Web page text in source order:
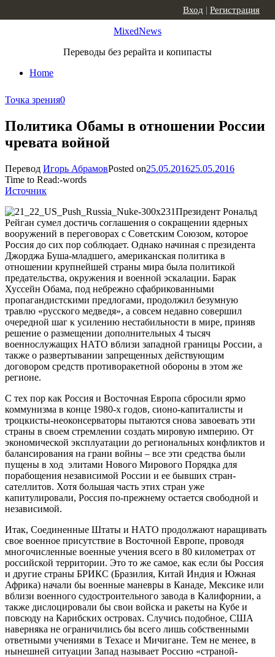
MixedNews
Переводы без рерайта и копипасты
Home
Вход | Регистрация
Точка зрения0
Политика Обамы в отношении России
чревата войной
Перевод Игорь АбрамовPosted on25.05.201625.05.2016
Time to Read:-words
Источник
Президент Рональд
Рейган сумел достичь соглашения о сокращении ядерных
вооружений в переговорах с Советским Союзом, которое
Россия до сих пор соблюдает. Однако начиная с президента
Джорджа Буша-младшего, американская политика в
отношении крупнейшей страны мира была политикой
предательства, окружения и военной эскалации. Барак
Хуссейн Обама, под небрежно сфабрикованными
пропагандистскими предлогами, продолжил безумную
травлю «русского медведя», а совсем недавно совершил
очередной шаг к усилению нестабильности в мире, приняв
решение о размещении дополнительных 4 тысяч
военнослужащих НАТО вблизи западной границы России, а
также о развертывании запрещенных действующим
договором средств противоракетной обороны в этом же
регионе.
С тех пор как Россия и Восточная Европа сбросили ярмо
коммунизма в конце 1980-х годов, сионо-капиталисты и
троцкисты-неоконсерваторы пытаются снова завоевать эти
страны в своем стремлении создать мировую империю. От
экономической эксплуатации до региональных конфликтов и
балансирования на грани войны – все эти средства были
пущены в ход элитами Нового Мирового Порядка для
порабощения независимой России и ее бывших стран-
сателлитов. Хотя большая часть этих стран уже
капитулировали, Россия по-прежнему остается свободной и
независимой.
Итак, Соединенные Штаты и НАТО продолжают наращивать
свое военное присутствие в Восточной Европе, проводя
многочисленные военные учения всего в 80 километрах от
российской территории. Это то же самое, как если бы Россия
и другие страны БРИКС (Бразилия, Китай Индия и Южная
Африка) начали бы военные маневры в Канаде, Мексике или
вблизи военного судостроительного завода в Калифорнии, а
также дислоцировали бы свои войска и ракеты на Кубе и
повсюду на Карибских островах. Случись подобное, США
наверняка не ограничились бы всего лишь собственными
ответными учениями в Техасе и Мичигане. Тем не менее, в
нынешней ситуации Запад называет Россию «страной-